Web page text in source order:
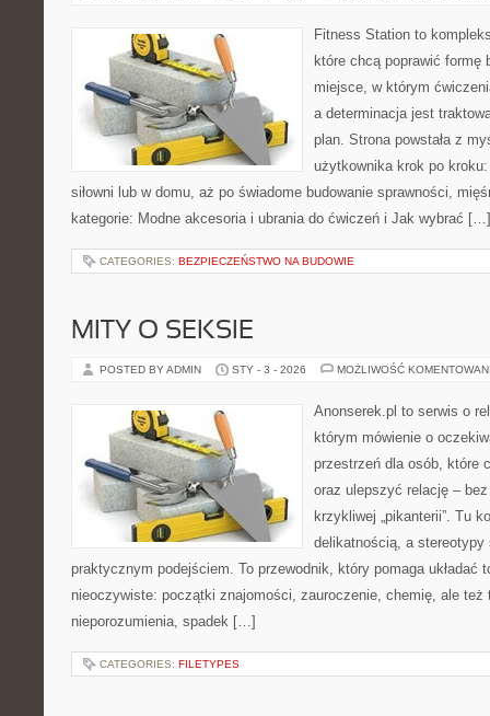
Fitness Station to
które chcą poprawić formę
miejsce, w którym
a determinacja jest
plan. Strona powstała z
użytkownika krok po
siłowni lub w domu, aż po świadome budowanie sprawności,
kategorie: Modne akcesoria i ubrania do ćwiczeń i Jak wybrać […]
CATEGORIES: BEZPIECZEŃSTWO NA BUDOWIE
MITY O SEKSIE
POSTED BY ADMIN STY - 3 - 2026 MOŻLIWOŚĆ
Anonserek.pl to serwis o
którym mówienie o
przestrzeń dla osób, które
oraz ulepszyć relację –
krzykliwej „pikanterii”. Tu
delikatnością, a
praktycznym podejściem. To przewodnik, który pomaga układać
nieoczywiste: początki znajomości, zauroczenie, chemię, ale też
nieporozumienia, spadek […]
CATEGORIES: FILETYPES